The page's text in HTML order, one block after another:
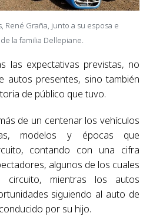
René Graña, junto a su esposa e
la familia Dellepiane.
las expectativas previstas, no
autos presentes, sino también
de público que tuvo.
de un centenar los vehículos
modelos y épocas que
contando con una cifra
algunos de los cuales
mientras los autos
siguiendo al auto de
por su hijo.